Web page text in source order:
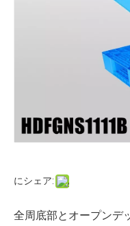
にシェア:
全周底部とオープンデ